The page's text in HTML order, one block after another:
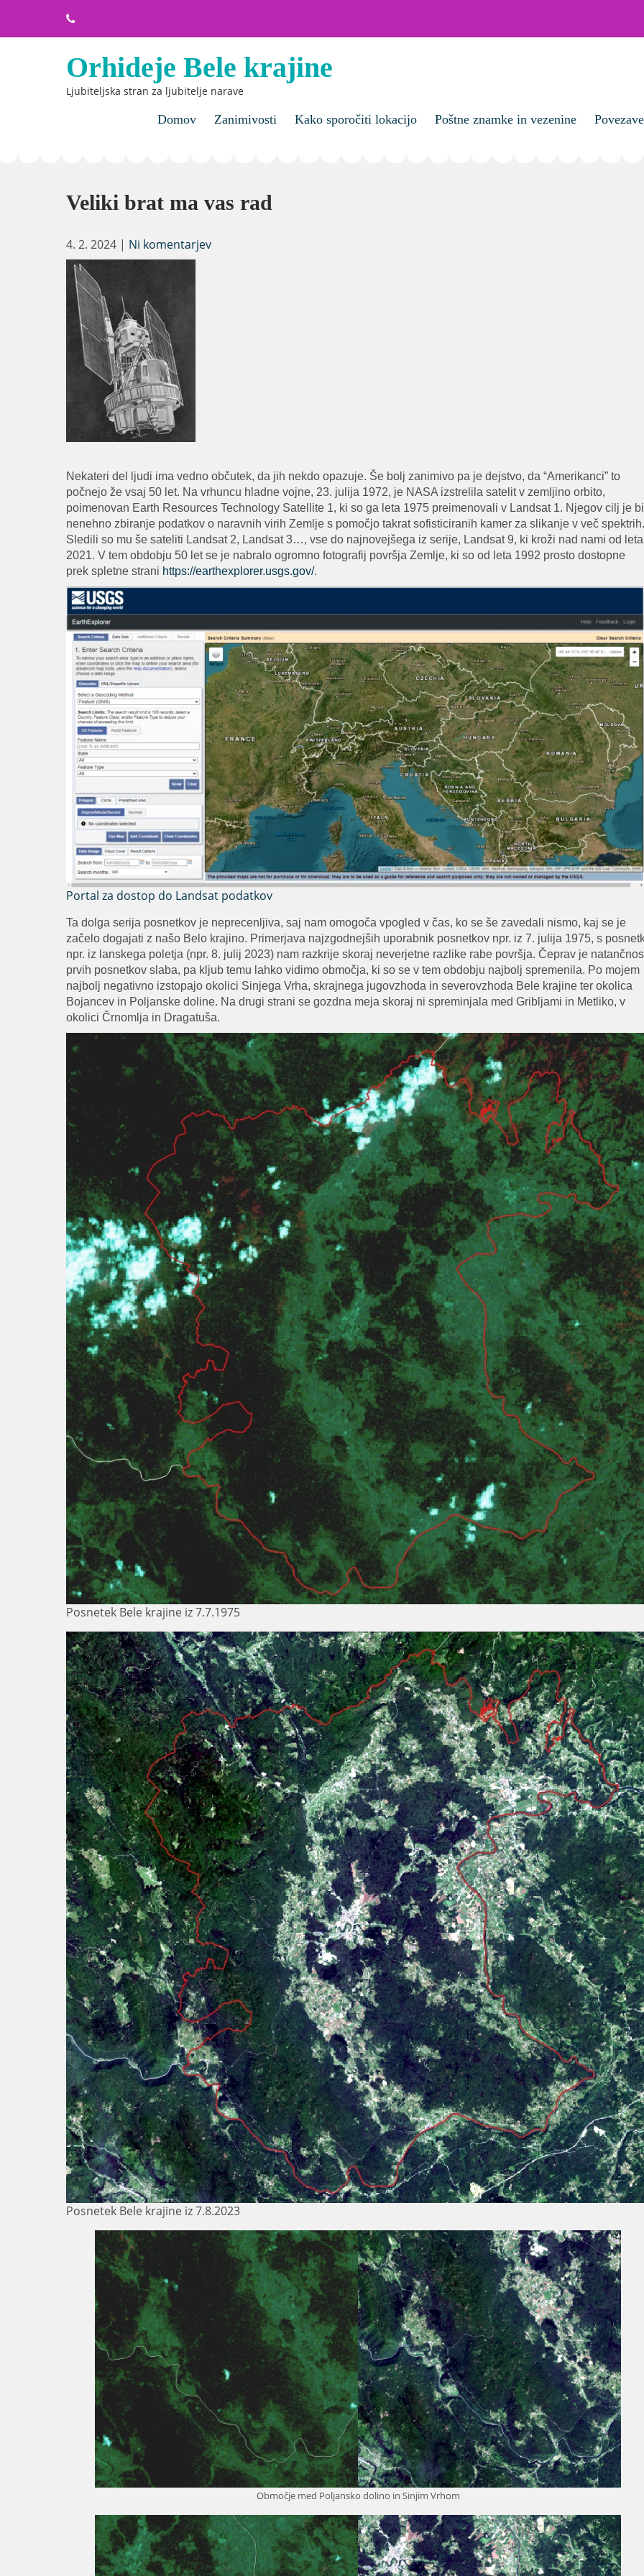
content
Orhideje Bele krajine
Ljubiteljska stran za ljubitelje narave
Domov Zanimivosti Kako sporočiti lokacijo Poštne znamke in vezenine Povezave
Veliki brat ma vas rad
4. 2. 2024 | Ni komentarjev
Nekateri del ljudi ima vedno občutek, da jih nekdo opazuje. Še bolj zanimivo pa je dejstvo, da “Amerikanci” to
počnejo že vsaj 50 let. Na vrhuncu hladne vojne, 23. julija 1972, je NASA izstrelila satelit v zemljino orbito,
poimenovan Earth Resources Technology Satellite 1, ki so ga leta 1975 preimenovali v Landsat 1. Njegov cilj je
nenehno zbiranje podatkov o naravnih virih Zemlje s pomočjo takrat sofisticiranih kamer za slikanje v več spektrih.
Sledili so mu še sateliti Landsat 2, Landsat 3…, vse do najnovejšega iz serije, Landsat 9, ki kroži nad nami od leta
2021. V tem obdobju 50 let se je nabralo ogromno fotografij površja Zemlje, ki so od leta 1992 prosto dostopne
prek spletne strani https://earthexplorer.usgs.gov/.
Portal za dostop do Landsat podatkov
Ta dolga serija posnetkov je neprecenljiva, saj nam omogoča vpogled v čas, ko se še zavedali nismo, kaj se je
začelo dogajati z našo Belo krajino. Primerjava najzgodnejših uporabnik posnetkov npr. iz 7. julija 1975, s
npr. iz lanskega poletja (npr. 8. julij 2023) nam razkrije skoraj neverjetne razlike rabe površja. Čeprav je
prvih posnetkov slaba, pa kljub temu lahko vidimo območja, ki so se v tem obdobju najbolj spremenila. Po mojem
najbolj negativno izstopajo okolici Sinjega Vrha, skrajnega jugovzhoda in severovzhoda Bele krajine ter okolica
Bojancev in Poljanske doline. Na drugi strani se gozdna meja skoraj ni spreminjala med Gribljami in Metliko, v
okolici Črnomlja in Dragatuša.
Posnetek Bele krajine iz 7.7.1975
Posnetek Bele krajine iz 7.8.2023
Območje med Poljansko dolino in Sinjim Vrhom